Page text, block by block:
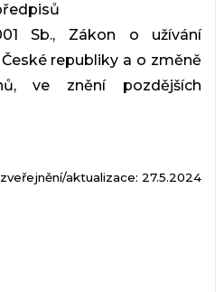
Sb., Zákon o užívání
republiky a o změně
ve znění pozdějších
aktualizace: 27.5.2024